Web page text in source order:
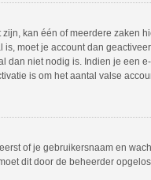
kan één of meerdere
moet je account dan
niet nodig is. Indien je
is om het aantal valse
of je gebruikersnaam en
dit door de beheerder